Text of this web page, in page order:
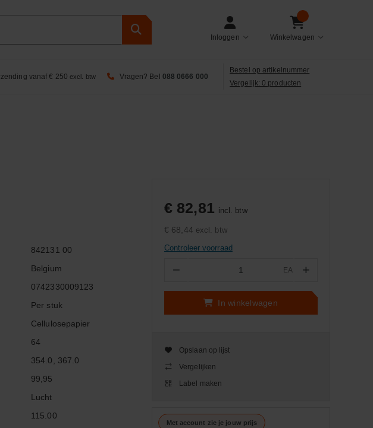
Inloggen Winkelwagen
vanaf € 250 excl. btw Vragen? Bel 088 0666 000
Bestel op artikelnummer
Vergelijk: 0 producten
842131 00
Belgium
0742330009123
Per stuk
Cellulosepapier
64
354.0, 367.0
99,95
Lucht
115.00
€ 82,81 incl. btw
€ 68,44 excl. btw
Controleer voorraad
− EA +
In winkelwagen
Opslaan op lijst
Vergelijken
Label maken
Met account zie je jouw prijs